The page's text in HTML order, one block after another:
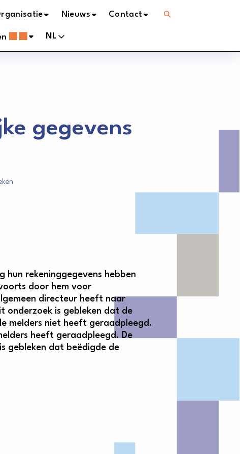
Nieuws Contact
NL
gegevens
hun rekeninggegevens hebben
door hem voor
directeur heeft naar
onderzoek is gebleken dat de
melders niet heeft geraadpleegd.
heeft geraadpleegd. De
gebleken dat beëdigde de